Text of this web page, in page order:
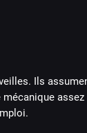
Ils
mécanique assez